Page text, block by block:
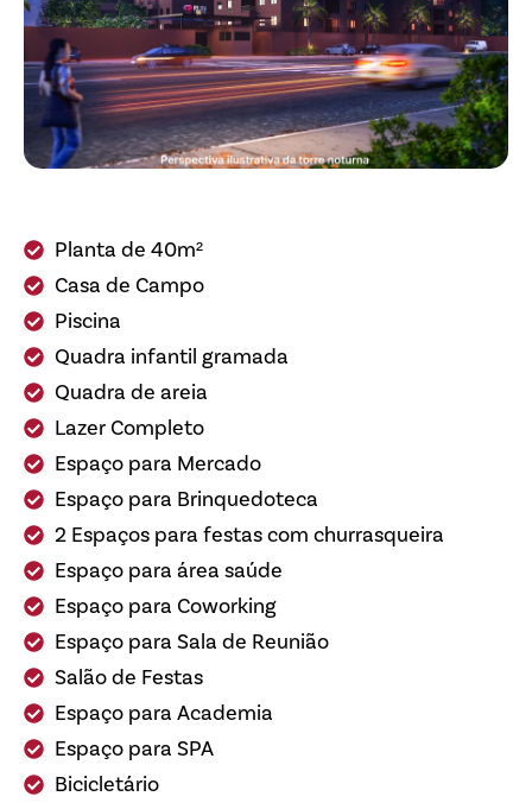
Planta de 40m²
Casa de Campo
Piscina
Quadra infantil gramada
Quadra de areia
Lazer Completo
Espaço para Mercado
Espaço para Brinquedoteca
2 Espaços para festas com churrasqueira
Espaço para área saúde
Espaço para Coworking
Espaço para Sala de Reunião
Salão de Festas
Espaço para Academia
Espaço para SPA
Bicicletário